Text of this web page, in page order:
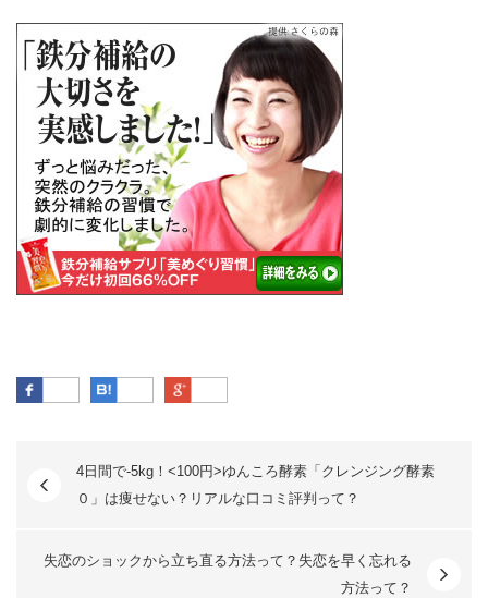
Facebook はてなブックマーク
4日間で-5kg！<100円>ゆんころ酵素「クレンジング酵素
０」は痩せない？リアルな口コミ評判って？
失恋のショックから立ち直る方法って？失恋を早く忘れる
方法って？